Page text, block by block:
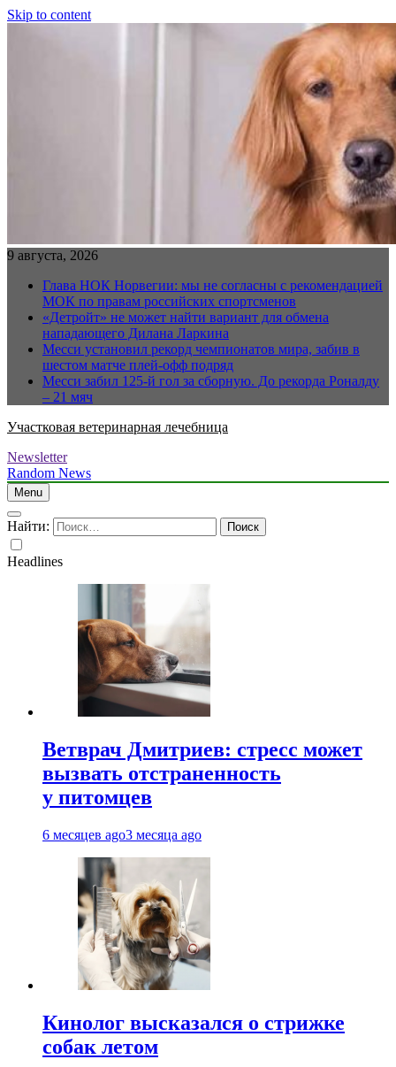
Skip to content
9 августа, 2026
Глава НОК Норвегии: мы не согласны с рекомендацией
МОК по правам российских спортсменов
«Детройт» не может найти вариант для обмена
нападающего Дилана Ларкина
Месси установил рекорд чемпионатов мира, забив в
шестом матче плей‑офф подряд
Месси забил 125-й гол за сборную. До рекорда Роналду
– 21 мяч
Участковая ветеринарная лечебница
Newsletter
Random News
Menu
Найти:
Headlines
Ветврач Дмитриев: стресс может
вызвать отстраненность
у питомцев
6 месяцев ago3 месяца ago
Кинолог высказался о стрижке
собак летом